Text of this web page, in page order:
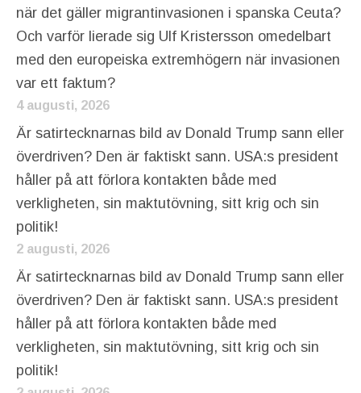
när det gäller migrantinvasionen i spanska Ceuta?
Och varför lierade sig Ulf Kristersson omedelbart
med den europeiska extremhögern när invasionen
var ett faktum?
4 augusti, 2026
Är satirtecknarnas bild av Donald Trump sann eller
överdriven? Den är faktiskt sann. USA:s president
håller på att förlora kontakten både med
verkligheten, sin maktutövning, sitt krig och sin
politik!
2 augusti, 2026
Är satirtecknarnas bild av Donald Trump sann eller
överdriven? Den är faktiskt sann. USA:s president
håller på att förlora kontakten både med
verkligheten, sin maktutövning, sitt krig och sin
politik!